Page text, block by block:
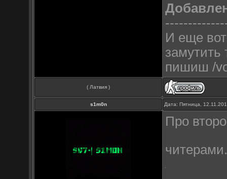
И еще
замутить
пишиш /
( Латвия )
s1m0n Дата: Пятница,
Про